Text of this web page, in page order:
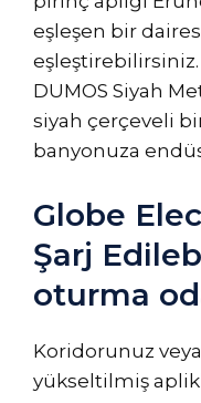
eşleşen bir
eşleştirebilirsiniz.
DUMOS Siyah
siyah çerçeveli
banyonuza
Globe
Şarj
oturma
Koridorunuz
yükseltilmiş